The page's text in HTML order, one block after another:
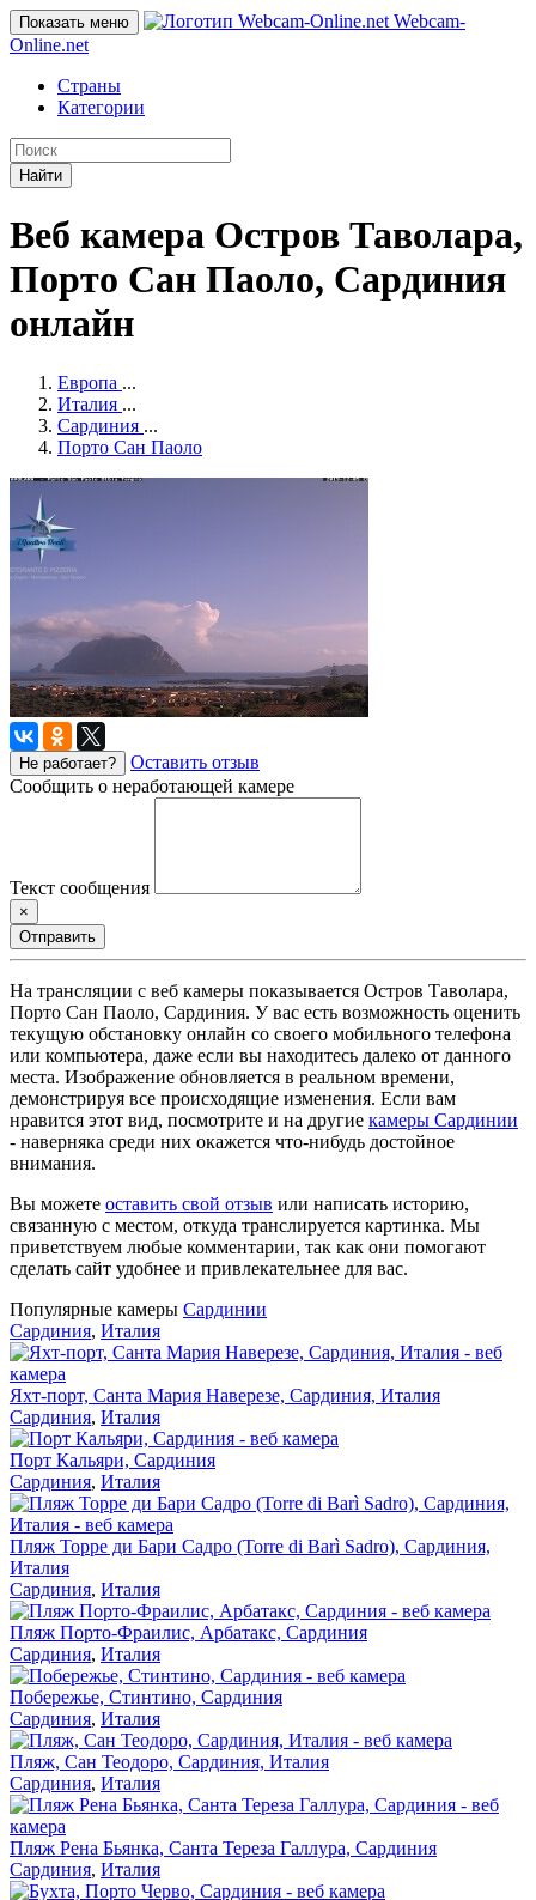
Показать меню
Webcam-
Online.net
Страны
Категории
Найти
Веб камера Остров Таволара,
Порто Сан Паоло, Сардиния
онлайн
Европа ...
Италия ...
Сардиния ...
Порто Сан Паоло
Не работает?
Оставить отзыв
Сообщить о неработающей камере
Текст сообщения
×
Отправить
На трансляции с веб камеры показывается Остров Таволара,
Порто Сан Паоло, Сардиния. У вас есть возможность оценить
текущую обстановку онлайн со своего мобильного телефона
или компьютера, даже если вы находитесь далеко от данного
места. Изображение обновляется в реальном времени,
демонстрируя все происходящие изменения. Если вам
нравится этот вид, посмотрите и на другие камеры Сардинии
- наверняка среди них окажется что-нибудь достойное
внимания.
Вы можете оставить свой отзыв или написать историю,
связанную с местом, откуда транслируется картинка. Мы
приветствуем любые комментарии, так как они помогают
сделать сайт удобнее и привлекательнее для вас.
Популярные камеры Сардинии
Сардиния, Италия
Яхт-порт, Санта Мария Наверезе, Сардиния, Италия
Сардиния, Италия
Порт Кальяри, Сардиния
Сардиния, Италия
Пляж Торре ди Бари Садро (Torre di Barì Sadro), Сардиния,
Италия
Сардиния, Италия
Пляж Порто-Фраилис, Арбатакс, Сардиния
Сардиния, Италия
Побережье, Стинтино, Сардиния
Сардиния, Италия
Пляж, Сан Теодоро, Сардиния, Италия
Сардиния, Италия
Пляж Рена Бьянка, Санта Тереза Галлура, Сардиния
Сардиния, Италия